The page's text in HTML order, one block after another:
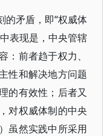
的矛盾，即“权威体
表现是，中央管辖
：前者趋于权力、
性和解决地方问题
的有效性；后者又
对权威体制的中央
虽然实践中所采用